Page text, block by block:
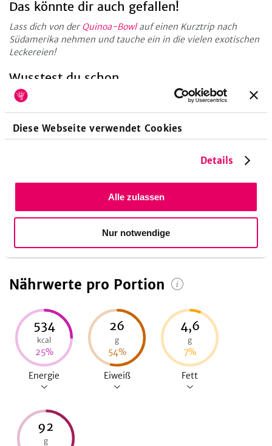
Diese Webseite verwendet Cookies
Details
Alle zulassen
Nur notwendige
Das könnte dir auch gefallen!
Lass dich von derQuinoa-Bowlauf einen Kurztrip nach
Südamerika nehmen und tauche ein in die vielen exotischen
Leckereien!
Wusstest du schon...
...dass Fenchel, Apfel & Co. heimisches Superfood sind? Mehr
dazu gibt´s in unserem MagazinartikelHeimische Superfoods
– Von A wie Apfel bis Z wie Zwiebel
Vorbereitungszeit
Stunden Koch-/Backzeit
Nährwerte pro Portion
534
kcal
25%
Energie
26
g
54%
Eiweiß
4,6
g
7%
Fett
92
g